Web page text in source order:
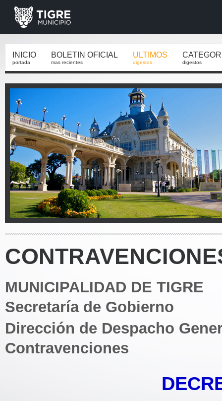
INICIO
portada
BOLETIN OFICIAL
mas recientes
ULTIMOS
digestos digestos
MUNICIPALIDAD DE TIGRE
Secretaría de Gobierno
Dirección de Despacho
Contravenciones